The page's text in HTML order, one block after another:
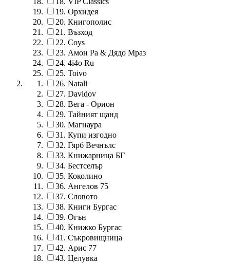
19. Орхидея
20. Книгополис
21. Възход
22. Coys
23. Амон Ра & Дядо Мраз
24. 4i4o Ru
25. Toivo
26. Natali
27. Davidov
28. Вега - Орион
29. Тайният щанд
30. Магнаура
31. Купи изгодно
32. Гярб Вечнълс
33. Книжарница БГ
34. Бестселър
35. Коколино
36. Ангелов 75
37. Словото
38. Книги Бургас
39. Огън
40. Книжко Бургас
41. Съкровищница
42. Арис 77
43. Целувка